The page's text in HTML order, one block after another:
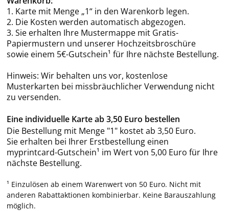
1. Karte mit Menge „1“ in den Warenkorb legen.
2. Die Kosten werden automatisch abgezogen.
3. Sie erhalten Ihre Mustermappe mit Gratis-
Papiermustern und unserer Hochzeitsbroschüre
sowie einem 5€-Gutschein¹ für Ihre nächste Bestellung.
Hinweis: Wir behalten uns vor, kostenlose
Musterkarten bei missbräuchlicher Verwendung nicht
zu versenden.
Eine individuelle Karte ab 3,50 Euro bestellen
Die Bestellung mit Menge "1" kostet ab 3,50 Euro.
Sie erhalten bei Ihrer Erstbestellung einen
myprintcard-Gutschein¹ im Wert von 5,00 Euro für Ihre
nächste Bestellung.
¹ Einzulösen ab einem Warenwert von 50 Euro. Nicht mit
anderen Rabattaktionen kombinierbar. Keine Barauszahlung
möglich.